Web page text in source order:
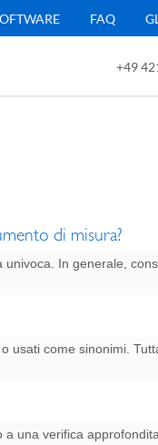
FAQ
+49
di misura?
In generale,
usati come sinonimi.
una verifica